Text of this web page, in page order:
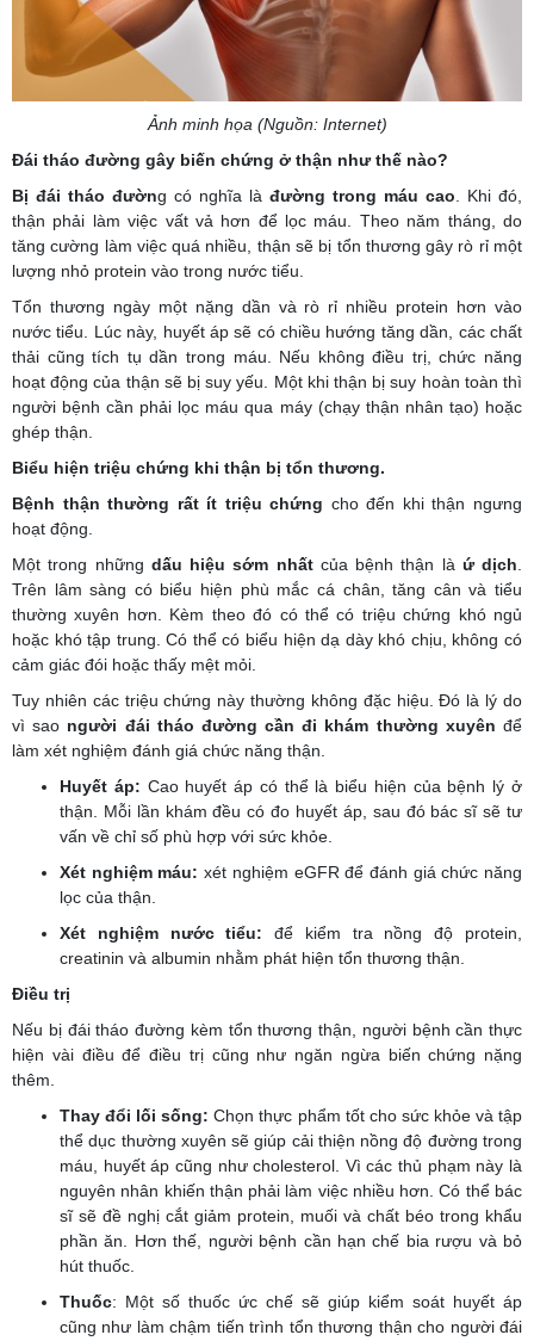
Ảnh minh họa (Nguồn: Internet)
Đái tháo đường gây biến chứng ở thận như thế nào?
Bị đái tháo đường có nghĩa là đường trong máu cao . Khi đó,
thận phải làm việc vất vả hơn để lọc máu. Theo năm tháng, do
tăng cường làm việc quá nhiều, thận sẽ bị tổn thương gây rò rỉ một
lượng nhỏ protein vào trong nước tiểu.
Tổn thương ngày một nặng dần và rò rỉ nhiều protein hơn vào
nước tiểu. Lúc này, huyết áp sẽ có chiều hướng tăng dần, các chất
thải cũng tích tụ dần trong máu. Nếu không điều trị, chức năng
hoạt động của thận sẽ bị suy yếu. Một khi thận bị suy hoàn toàn thì
người bệnh cần phải lọc máu qua máy (chạy thận nhân tạo) hoặc
ghép thận.
Biểu hiện triệu chứng khi thận bị tổn thương.
Bệnh thận thường rất ít triệu chứng cho đến khi thận ngưng
hoạt động.
Một trong những dấu hiệu sớm nhấtcủa bệnh thận là ứ dịch
Trên lâm sàng có biểu hiện phù mắc cá chân, tăng cân và tiểu
thường xuyên hơn. Kèm theo đó có thể có triệu chứng khó ngủ
hoặc khó tập trung. Có thể có biểu hiện dạ dày khó chịu, không có
cảm giác đói hoặc thấy mệt mỏi.
Tuy nhiên các triệu chứng này thường không đặc hiệu. Đó là lý do
vì sao người đái tháo đường cần đi khám thường xuyên để
làm xét nghiệm đánh giá chức năng thận.
Huyết áp: Cao huyết áp có thể là biểu hiện của bệnh lý ở
thận. Mỗi lần khám đều có đo huyết áp, sau đó bác sĩ sẽ tư
vấn về chỉ số phù hợp với sức khỏe.
Xét nghiệm máu: xét nghiệm eGFR để đánh giá chức năng
lọc của thận.
Xét nghiệm nước tiểu: để kiểm tra nồng độ protein,
creatinin và albumin nhằm phát hiện tổn thương thận.
Điều trị
Nếu bị đái tháo đường kèm tổn thương thận, người bệnh cần thực
hiện vài điều để điều trị cũng như ngăn ngừa biến chứng nặng
thêm.
Thay đổi lối sống:Chọn thực phẩm tốt cho sức khỏe và tập
thể dục thường xuyên sẽ giúp cải thiện nồng độ đường trong
máu, huyết áp cũng như cholesterol. Vì các thủ phạm này là
nguyên nhân khiến thận phải làm việc nhiều hơn. Có thể bác
sĩ sẽ đề nghị cắt giảm protein, muối và chất béo trong khẩu
phần ăn. Hơn thế, người bệnh cần hạn chế bia rượu và bỏ
hút thuốc.
Thuốc: Một số thuốc ức chế sẽ giúp kiểm soát huyết áp
cũng như làm chậm tiến trình tổn thương thận cho người đái